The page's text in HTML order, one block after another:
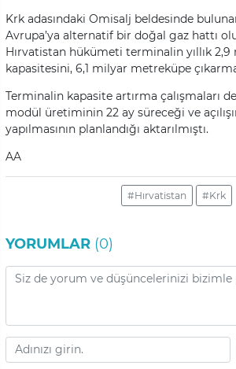
Krk adasındaki Omisalj beldesinde
Avrupa’ya alternatif bir doğal gaz hattı
Hırvatistan hükümeti terminalin yıllık
kapasitesini, 6,1 milyar metreküpe
Terminalin kapasite artırma çalışmaları
modül üretiminin 22 ay süreceği ve
yapılmasının planlandığı aktarılmıştı.
AA
#Hırvatistan #Krk
YORUMLAR (0)